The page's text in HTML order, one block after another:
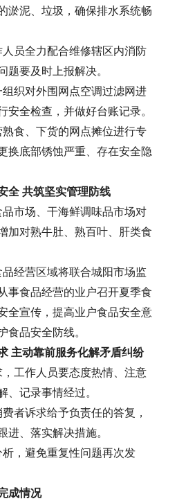
淤泥、垃圾，确保排水系统畅
员全力配合维修辖区内消防
题要及时上报解决。
织对外围网点空调过滤网进
安全检查，并做好台账记录。
食、下货的网点摊位进行专
换底部锈蚀严重、存在安全隐
全 共筑坚实管理防线
市场、干海鲜调味品市场对
加对熟牛肚、熟百叶、肝类食
经营区域将联合城阳市场监
事食品经营的业户召开夏季食
全宣传，提高业户食品安全意
食品安全防线。
主动靠前服务化解矛盾纠纷
工作人员要态度热情、注意
、记录事情经过。
者诉求给予负责任的答复，
进、落实解决措施。
，避免重复性问题再次发
成情况